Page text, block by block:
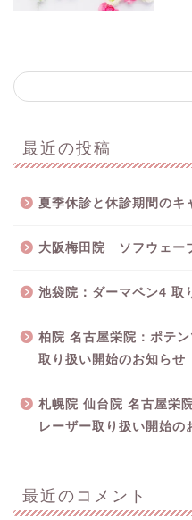
最近の投稿
夏季休診と休診期間のキ
大阪梅田院 ソフウェー
池袋院：ダーマペン4 取
柏院 名古屋栄院：ポテ
取り扱い開始のお知らせ
札幌院 仙台院 名古屋栄
レーザー取り扱い開始の
最近のコメント